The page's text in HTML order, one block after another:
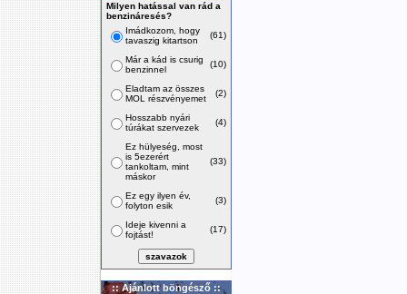
Milyen hatással van rád a
benzináresés?
Imádkozom, hogy
tavaszig kitartson
(61)
Már a kád is csurig
benzinnel
(10)
Eladtam az összes
MOL részvényemet
(2)
Hosszabb nyári
túrákat szervezek
(4)
Ez hülyeség, most
is 5ezerért
tankoltam, mint
máskor
(33)
Ez egy ilyen év,
folyton esik
(3)
Ideje kivenni a
fojtást!
(17)
:: Ajánlott böngésző ::